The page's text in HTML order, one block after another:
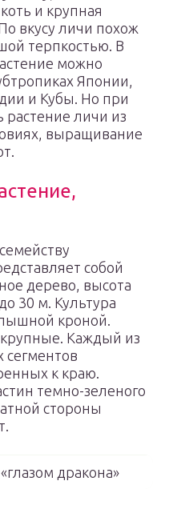
и крупная
вкусу личи похож
терпкостью. В
можно
Японии,
и Кубы. Но при
личи из
выращивание
собой
дерево, высота
30 м. Культура
кроной.
Каждый из
сегментов
к краю.
темно-зеленого
стороны
дракона»